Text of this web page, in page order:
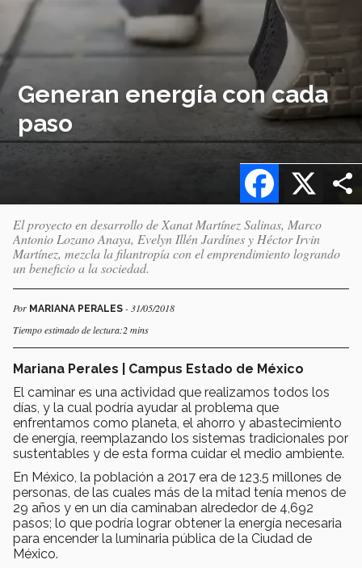
Generan energía con cada
paso
X
Facebook
El proyecto en desarrollo de Xanat Martínez Salinas, Marco
Antonio Lozano Anaya, Evelyn Illén Jardínes y Héctor Irvin
Martínez, mezcla la filantropía con el emprendimiento logrando
un beneficio a la sociedad.
Por MARIANA PERALES - 31/05/2018
Tiempo estimado de lectura:2 mins
Mariana Perales | Campus Estado de México
El caminar es una actividad que realizamos todos los
días, y la cual podría ayudar al problema que
enfrentamos como planeta, el ahorro y abastecimiento
de energía, reemplazando los sistemas tradicionales por
sustentables y de esta forma cuidar el medio ambiente.
En México, la población a 2017 era de 123.5 millones de
personas, de las cuales más de la mitad tenía menos de
29 años y en un día caminaban alrededor de 4,692
pasos; lo que podría lograr obtener la energía necesaria
para encender la luminaria pública de la Ciudad de
México.